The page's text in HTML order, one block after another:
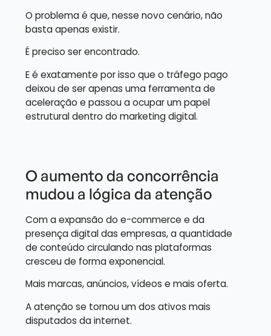
O problema é que, nesse novo cenário, não
basta apenas existir.
É preciso ser encontrado.
E é exatamente por isso que o tráfego pago
deixou de ser apenas uma ferramenta de
aceleração e passou a ocupar um papel
estrutural dentro do marketing digital.
O aumento da concorrência
mudou a lógica da atenção
Com a expansão do e-commerce e da
presença digital das empresas, a quantidade
de conteúdo circulando nas plataformas
cresceu de forma exponencial.
Mais marcas, anúncios, vídeos e mais oferta.
A atenção se tornou um dos ativos mais
disputados da internet.